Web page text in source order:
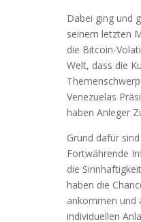
Dabei ging und
seinem letzten
die Bitcoin-
Welt, dass die
Venezuelas
haben Anleger
Grund dafür
Fortwährende
die
haben die
ankommen und
individuellen